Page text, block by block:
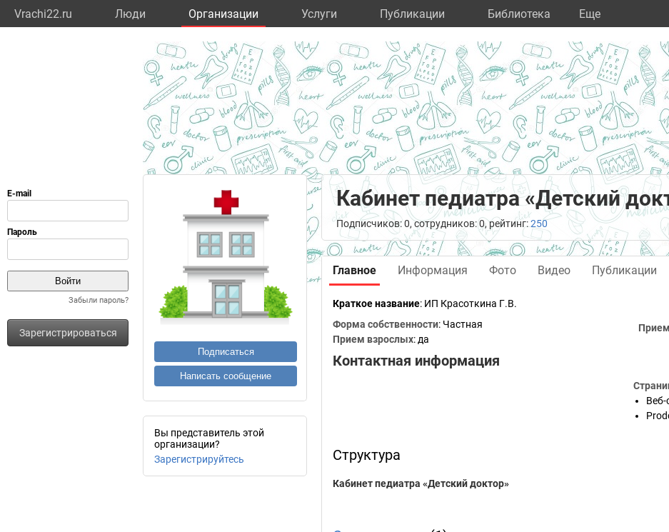
Vrachi22.ru Люди Организации Услуги Публикации Библиотека Eще
Забыли пароль?
Зарегистрироваться
Подписаться
Написать сообщение
Вы представитель этой
организации?
Зарегистрируйтесь
Кабинет педиатра «Детский
Подписчиков: 0, сотрудников: 0, рейтинг:250
Главное Информация Фото Видео Публикации
Краткое название: ИП Красоткина Г.В.
Форма собственности: Частная
Прием взрослых: да
Контактная информация
Веб-
Структура
Кабинет педиатра «Детский доктор»